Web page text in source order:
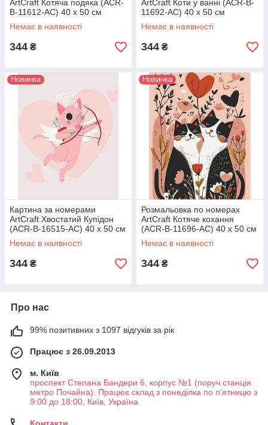
ArtCraft Котяча подяка (ACR-
B-11612-AC) 40 х 50 см
Немає в наявності
344 ₴
ArtCraft Коти у ванні (ACR-B-
11692-AC) 40 х 50 см
Немає в наявності
344 ₴
Новинка
Картина за номерами
ArtCraft Хвостатий Купідон
(ACR-B-16515-AC) 40 х 50 см
Немає в наявності
344 ₴
Новинка
Розмальовка по номерах
ArtCraft Котяче кохання
(ACR-B-11696-AC) 40 х 50 см
Немає в наявності
344 ₴
Про нас
99% позитивних з 1097 відгуків за рік
Працює з 26.09.2013
м. Київ
проспект Степана Бандери 6, корпус №1 (поруч станція
метро Почайна). Працює склад з понеділка по п'ятницю з
9:00 до 18:00, Київ, Україна